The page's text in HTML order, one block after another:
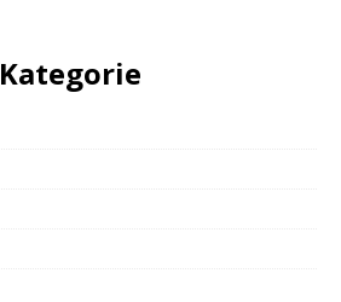
Kategorie